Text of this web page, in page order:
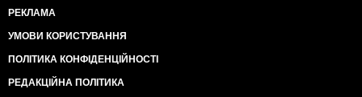
РЕКЛАМА
УМОВИ КОРИСТУВАННЯ
ПОЛІТИКА КОНФІДЕНЦІЙНОСТІ
РЕДАКЦІЙНА ПОЛІТИКА